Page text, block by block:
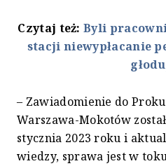
Czytaj też:Byli
stacji niewypłacanie
– Zawiadomienie do
Warszawa-Mokotów
stycznia 2023 roku i
wiedzy, sprawa jest w